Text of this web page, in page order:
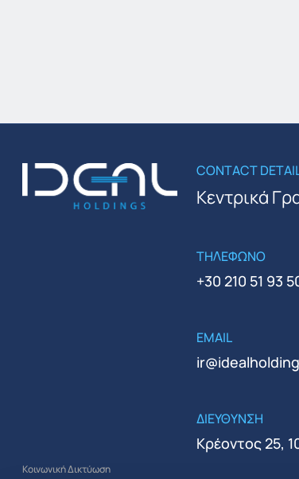
Κοινωνική Δικτύωση
CONTACT
Κεντρικά
ΤΗΛΕΦΩΝΟ
+30 210 51 93
EMAIL
ΔΙΕΥΘΥΝΣΗ
Κρέοντος 25,